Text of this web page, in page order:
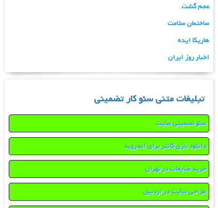
عجم گشت
ساختمان سلامت
هاریکا ایده
اخبار روز ایران
تبلیغات متنی سئو کار تضمینی
سئو تضمینی سایت
دانلود بازی کانتر برای اندروید
خرید ضایعات در تهران
طراحی سایت در اردبیل